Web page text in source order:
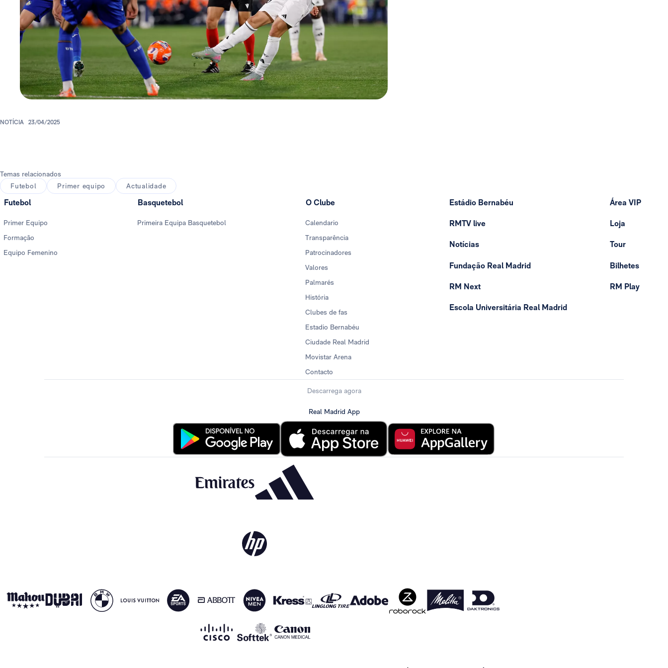
NOTÍCIA 23/04/2025
Temas relacionados
Futebol
Primer equipo Actualidade
Futebol
Primer Equipo
Formação
Equipo Femenino
Basquetebol
Primeira Equipa Basquetebol
O Clube
Calendario
Transparência
Patrocinadores
Valores
Palmarés
História
Clubes de fas
Estadio Bernabéu
Ciudade Real Madrid
Movistar Arena
Contacto
Estádio Bernabéu
RMTV live
Notícias
Fundação Real Madrid
RM Next
Escola Universitária Real Madrid
Área VIP
Loja
Tour
Bilhetes
RM Play
Descarrega agora
Real Madrid App